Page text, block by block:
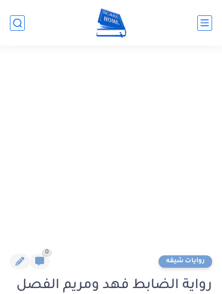
روايات شيقه
0
رواية الضابط فهد ومريم الفصل